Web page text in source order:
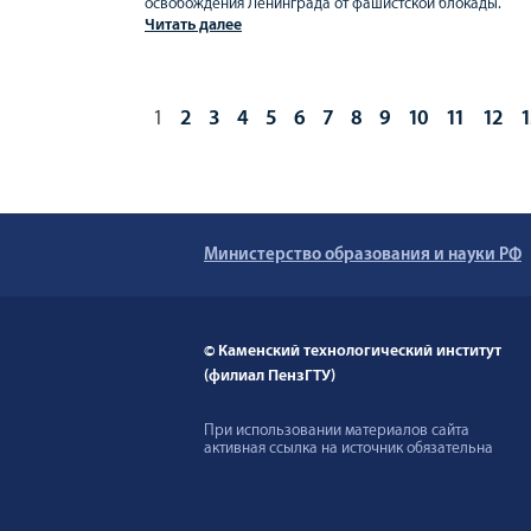
Читать далее
1 2 3 4 5 6 7 8 9 10 11 12
Министерство образования и науки РФ
© Каменский технологический институт
(филиал ПензГТУ)
При использовании материалов сайта
активная ссылка на источник обязательна